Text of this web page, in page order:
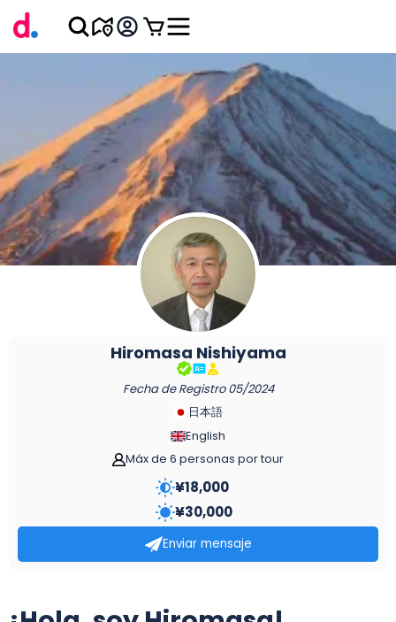
Hiromasa Nishiyama
Fecha de Registro 05/2024
日本語
English
Máx de 6 personas por tour
¥18,000
¥30,000
Enviar mensaje